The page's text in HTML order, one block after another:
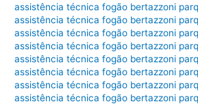
assistência técnica fogão bertazzoni
assistência técnica fogão bertazzoni
assistência técnica fogão bertazzoni
assistência técnica fogão bertazzoni
assistência técnica fogão bertazzoni
assistência técnica fogão bertazzoni
assistência técnica fogão bertazzoni
assistência técnica fogão bertazzoni